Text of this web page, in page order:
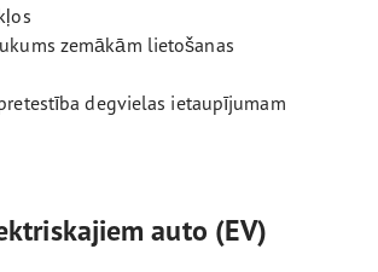
zemākām lietošanas
degvielas ietaupījumam
auto (EV)